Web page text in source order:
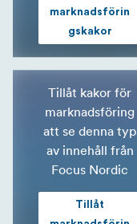
marknadsförin
gskakor
Tillåt kakor för
marknadsföring
att se denna typ
av innehåll från
Focus Nordic
Tillåt